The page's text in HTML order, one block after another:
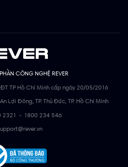
CÔNG NGHỆ REVER
TP Hồ Chí Minh cấp ngày 20/05/2016
Lợi Đông, TP. Thủ Đức, TP. Hồ Chí Minh
2321 - 1800 234 546